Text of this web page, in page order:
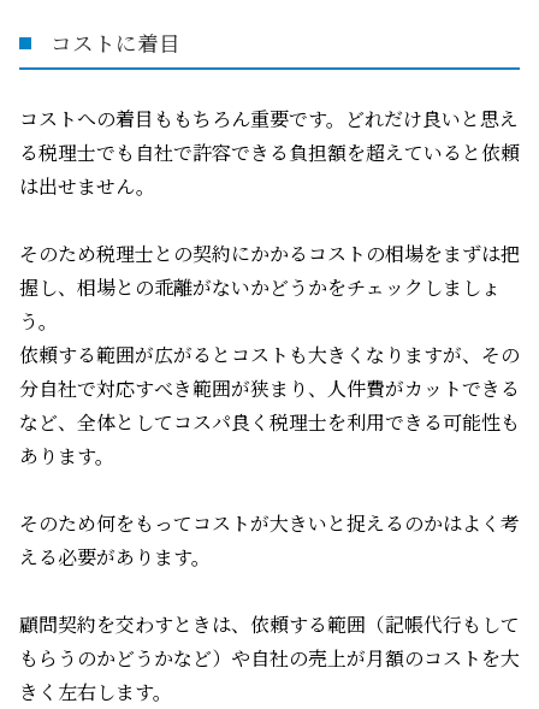
コストに着目
コストへの着目ももちろん重要です。どれだけ良いと思え
る税理士でも自社で許容できる負担額を超えていると依頼
は出せません。
そのため税理士との契約にかかるコストの相場をまずは把
握し、相場との乖離がないかどうかをチェックしましょ
う。
依頼する範囲が広がるとコストも大きくなりますが、その
分自社で対応すべき範囲が狭まり、人件費がカットできる
など、全体としてコスパ良く税理士を利用できる可能性も
あります。
そのため何をもってコストが大きいと捉えるのかはよく考
える必要があります。
顧問契約を交わすときは、依頼する範囲（記帳代行もして
もらうのかどうかなど）や自社の売上が月額のコストを大
きく左右します。